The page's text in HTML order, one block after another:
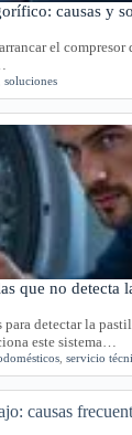
causas y
el compresor
soluciones
que no detecta
detectar la
este sistema…
servicio